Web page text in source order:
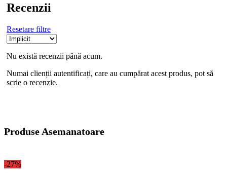
Recenzii
Resetare filtre
Nu există recenzii până acum.
Numai clienții autentificați, care au cumpărat acest produs, pot să
scrie o recenzie.
Produse Asemanatoare
-27%